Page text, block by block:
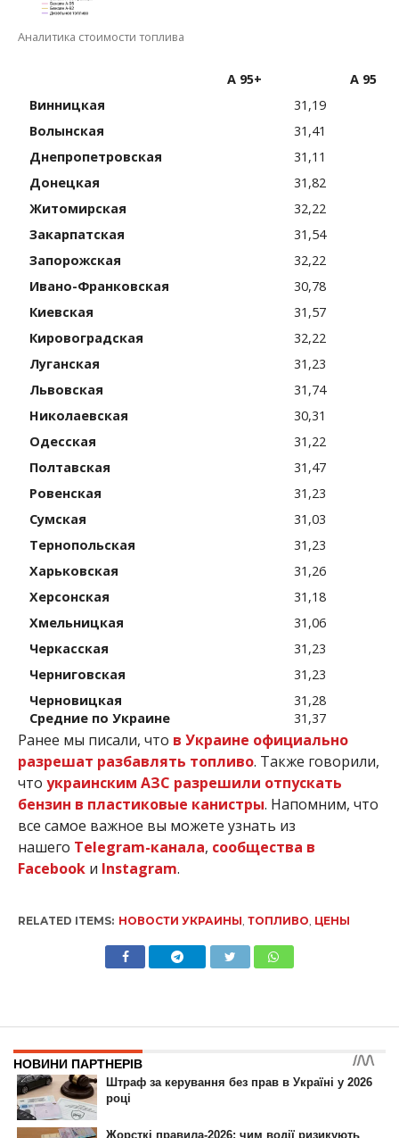
Аналитика стоимости топлива
А 95+
А 95
Винницкая
31,19
Волынская
31,41
Днепро­петровская
31,11
Донецкая
31,82
Житомирская
32,22
Закарпатская
31,54
Запорожская
32,22
Ивано-Франковская
30,78
Киевская
31,57
Кирово­градская
32,22
Луганская
31,23
Львовская
31,74
Николаевская
30,31
Одесская
31,22
Полтавская
31,47
Ровенская
31,23
Сумская
31,03
Тернопольская
31,23
Харьковская
31,26
Херсонская
31,18
Хмельницкая
31,06
Черкасская
31,23
Черниговская
31,23
Черновицкая
31,28
Средние по Украине
31,37
Ранее мы писали, что в Украине официально
разрешат разбавлять топливо. Также говорили,
что украинским АЗС разрешили отпускать
бензин в пластиковые канистры. Напомним, что
все самое важное вы можете узнать из
нашего Telegram-канала, сообщества в
Facebookи Instagram.
RELATED ITEMS: НОВОСТИ УКРАИНЫ, ТОПЛИВО, ЦЕНЫ